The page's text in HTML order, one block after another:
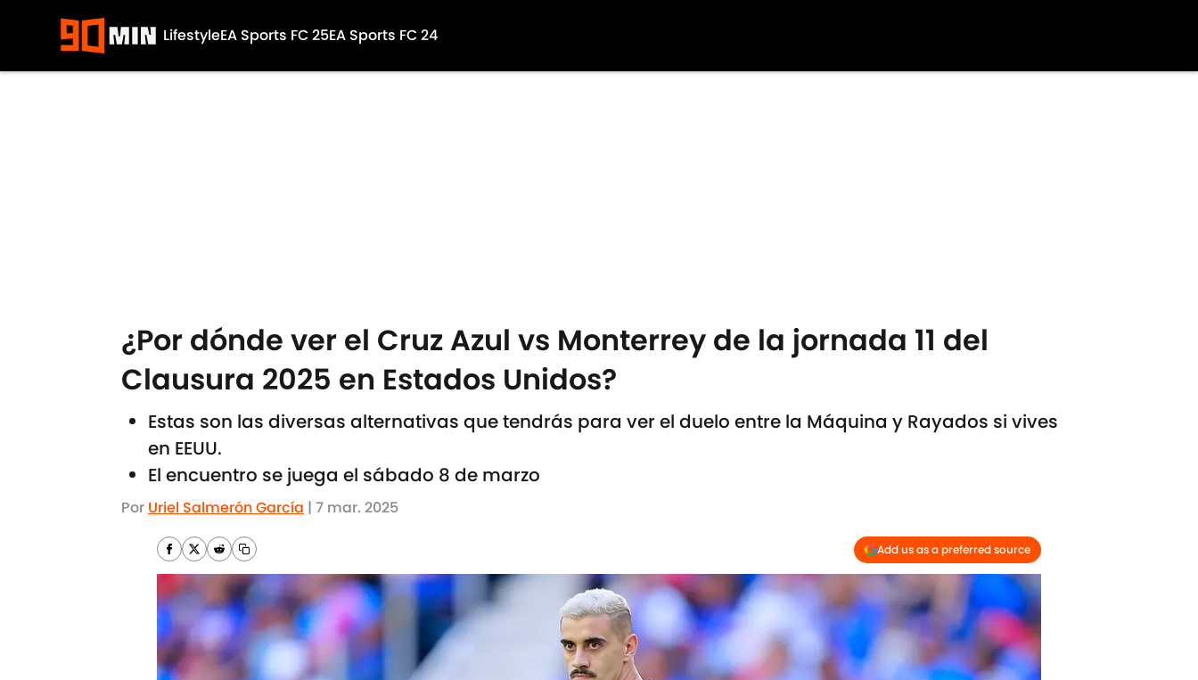
LifestyleEA Sports FC 25EA Sports FC 24
¿Por dónde ver el Cruz Azul vs Monterrey de la jornada 11 del
Clausura 2025 en Estados Unidos?
Estas son las diversas alternativas que tendrás para ver el duelo entre la Máquina y Rayados si vives
en EEUU.
El encuentro se juega el sábado 8 de marzo
Por Uriel Salmerón García | 7 mar. 2025
Add us as a preferred source